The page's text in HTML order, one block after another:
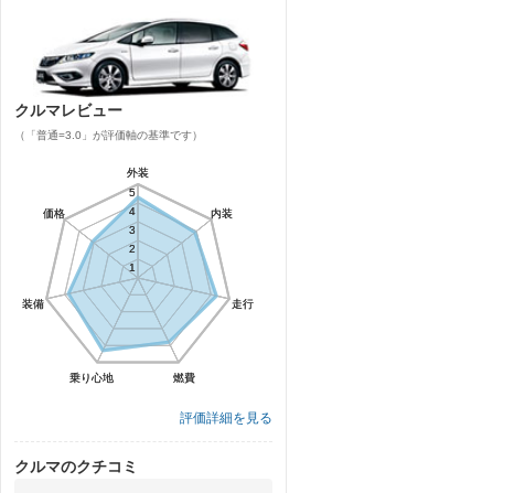
クルマレビュー
（「普通=3.0」が評価軸の基準です）
外装
内装
走行
燃費
乗り心地
装備
価格
1
2
3
4
5
外装
内装
走行
燃費
乗り心地
装備
価格
1
2
3
4
5
評価詳細を見る
クルマのクチコミ